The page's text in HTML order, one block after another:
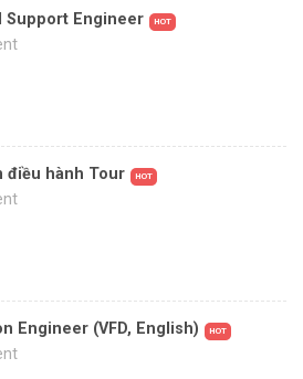
Support Engineer HOT
điều hành Tour HOT
Engineer (VFD, English) HOT